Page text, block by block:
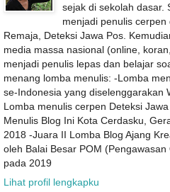
sejak di sekolah dasar.
menjadi penulis
Remaja, Deteksi Jawa Pos.
media massa nasional (online,
menjadi penulis lepas dan belajar
menang lomba menulis: -Lomba
se-Indonesia yang diselenggarakan
Lomba menulis cerpen Deteksi
Menulis Blog Ini Kota Cerdasku,
2018 -Juara II Lomba Blog Ajang
oleh Balai Besar POM
pada 2019
Lihat profil lengkapku